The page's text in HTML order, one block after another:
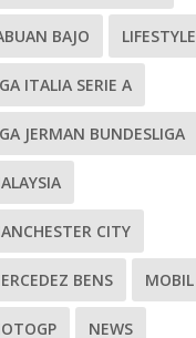
BAJO LIFESTYLE
ITALIA SERIE A
JERMAN BUNDESLIGA
CITY
BENS MOBIL
NEWS